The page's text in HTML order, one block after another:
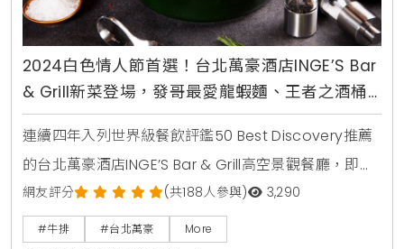
2024白色情人節首選！台北萬豪酒店INGE’S Bar
& Grill新菜登場，發哥最愛龍蝦麵、王者之酒桶
木燻牛排、在地風味菜品與原創調酒
連續四年入列世界級餐飲評鑑50 Best Discovery推薦
的台北萬豪酒店INGE’S Bar & Grill高空景觀餐廳，即日
起推出全新菜單，再現一系列經典料理，從知名港星最
愛龍蝦麵、經典焗烤洋蔥湯至酒桶木煙燻風味牛排等。
網友評分 (共188人參與) 3,290
#牛排 #台北萬豪 More